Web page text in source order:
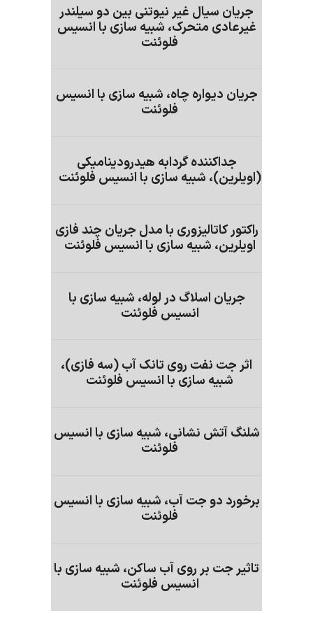
تاثیر جت بر روی آب ساکن، شبیه سازی با
انسیس فلوئنت
برخورد دو جت آب، شبیه سازی با انسیس
فلوئنت
شلنگ آتش نشانی، شبیه سازی با انسیس
فلوئنت
اثر جت نفت روی تانک آب (سه فازی)،
شبیه سازی با انسیس فلوئنت
جریان اسلاگ در لوله، شبیه سازی با
انسیس فلوئنت
راکتور کاتالیزوری با مدل جریان چند فازی
اویلرین، شبیه سازی با انسیس فلوئنت
جداکننده گردابه هیدرودینامیکی
(اویلرین)، شبیه سازی با انسیس فلوئنت
جریان دیواره چاه، شبیه سازی با انسیس
فلوئنت
جریان سیال غیر نیوتنی بین دو سیلندر
غیرعادی متحرک، شبیه سازی با انسیس
فلوئنت